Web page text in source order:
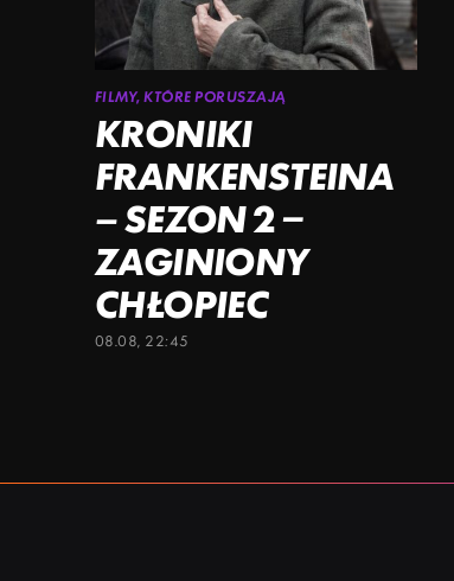
FILMY, KTÓRE PORUSZAJĄ
KRONIKI
FRANKENSTEINA
– SEZON 2 –
ZAGINIONY
CHŁOPIEC
08.08, 22:45